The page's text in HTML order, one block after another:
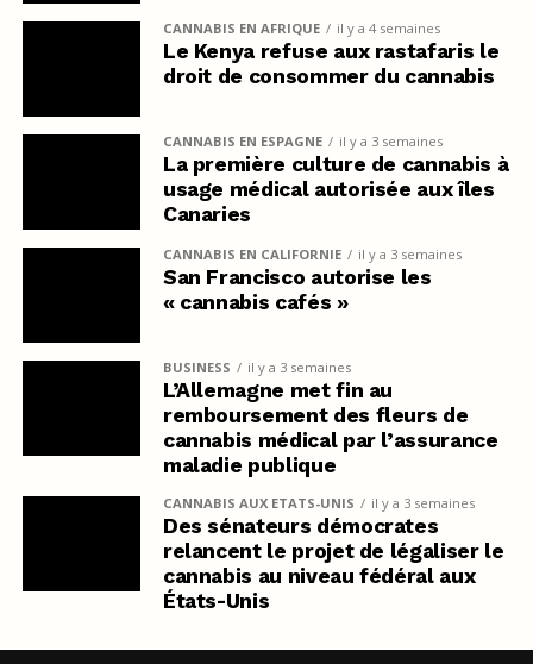
CANNABIS EN AFRIQUE il y a 4 semaines
Le Kenya refuse aux rastafaris le
droit de consommer du cannabis
CANNABIS EN ESPAGNE il y a 3 semaines
La première culture de cannabis à
usage médical autorisée aux îles
Canaries
CANNABIS EN CALIFORNIE il y a 3 semaines
San Francisco autorise les
« cannabis cafés »
BUSINESS il y a 3 semaines
L’Allemagne met fin au
remboursement des fleurs de
cannabis médical par l’assurance
maladie publique
CANNABIS AUX ETATS-UNIS il y a 3 semaines
Des sénateurs démocrates
relancent le projet de légaliser le
cannabis au niveau fédéral aux
États-Unis